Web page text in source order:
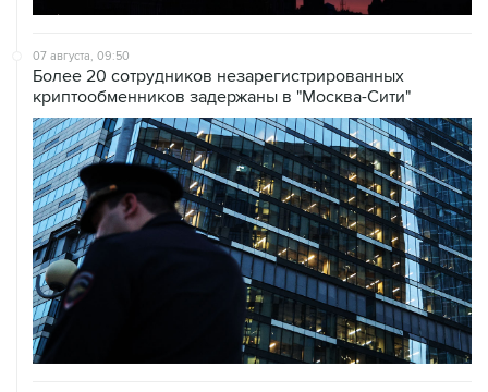
07 августа, 09:50
Более 20 сотрудников незарегистрированных
криптообменников задержаны в "Москва-Сити"